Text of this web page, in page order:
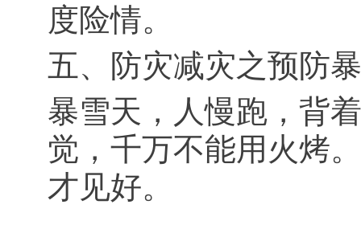
度险情。
五、防灾减灾之预防
暴雪天，人慢跑，背
觉，千万不能用火烤
才见好。